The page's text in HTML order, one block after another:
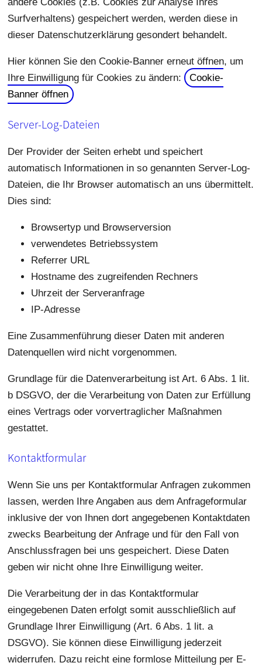
Surfverhaltens) gespeichert werden, werden diese in
dieser Datenschutzerklärung gesondert behandelt.
Hier können Sie den Cookie-Banner erneut öffnen, um
Ihre Einwilligung für Cookies zu ändern: Cookie-
Banner öffnen
Server-Log-Dateien
Der Provider der Seiten erhebt und speichert
automatisch Informationen in so genannten Server-Log-
Dateien, die Ihr Browser automatisch an uns übermittelt.
Dies sind:
Browsertyp und Browserversion
verwendetes Betriebssystem
Referrer URL
Hostname des zugreifenden Rechners
Uhrzeit der Serveranfrage
IP-Adresse
Eine Zusammenführung dieser Daten mit anderen
Datenquellen wird nicht vorgenommen.
Grundlage für die Datenverarbeitung ist Art. 6 Abs. 1 lit.
b DSGVO, der die Verarbeitung von Daten zur Erfüllung
eines Vertrags oder vorvertraglicher Maßnahmen
gestattet.
Kontaktformular
Wenn Sie uns per Kontaktformular Anfragen zukommen
lassen, werden Ihre Angaben aus dem Anfrageformular
inklusive der von Ihnen dort angegebenen Kontaktdaten
zwecks Bearbeitung der Anfrage und für den Fall von
Anschlussfragen bei uns gespeichert. Diese Daten
geben wir nicht ohne Ihre Einwilligung weiter.
Die Verarbeitung der in das Kontaktformular
eingegebenen Daten erfolgt somit ausschließlich auf
Grundlage Ihrer Einwilligung (Art. 6 Abs. 1 lit. a
DSGVO). Sie können diese Einwilligung jederzeit
widerrufen. Dazu reicht eine formlose Mitteilung per E-